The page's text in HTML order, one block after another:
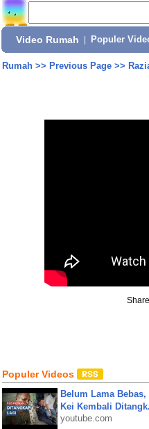
Video Rumah Populer
Rumah>> Previous Page>>
Populer Videos
Belum Lama
Kei Kembali
youtube.com